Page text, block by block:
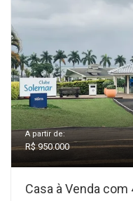
A partir de:
R$ 950.000
Casa à Venda com